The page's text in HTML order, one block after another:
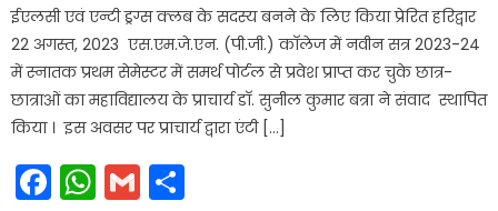
ईएलसी एवं एन्टी ड्रग्स क्लब के सदस्य बनने के लिए किया प्रेरित हरिद्वार
22 अगस्त, 2023 एस.एम.जे.एन. (पी.जी.) काॅलेज में नवीन सत्र 2023-24
में स्नातक प्रथम सेमेस्टर में समर्थ पोर्टल से प्रवेश प्राप्त कर चुके छात्र-
छात्राओं का महाविद्यालय के प्राचार्य डाॅ. सुनील कुमार बत्रा ने संवाद स्थापित
किया । इस अवसर पर प्राचार्य द्वारा एंटी […]
Facebook
WhatsApp
Gmail